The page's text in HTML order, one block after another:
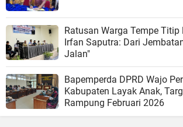
Ratusan Warga Tempe Titip
Irfan Saputra: Dari
Jalan"
Bapemperda DPRD Wajo
Kabupaten Layak Anak,
Rampung Februari 2026